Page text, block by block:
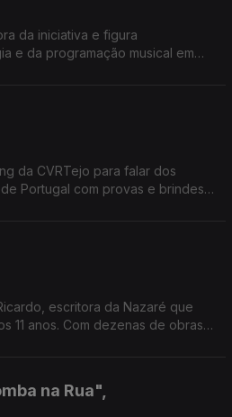
da iniciativa e figura
e da programação musical em
na formação e
da CVRTejo para falar dos
Portugal com provas e brindes
escritora da Nazaré que
11 anos. Com dezenas de obras
na Rua",